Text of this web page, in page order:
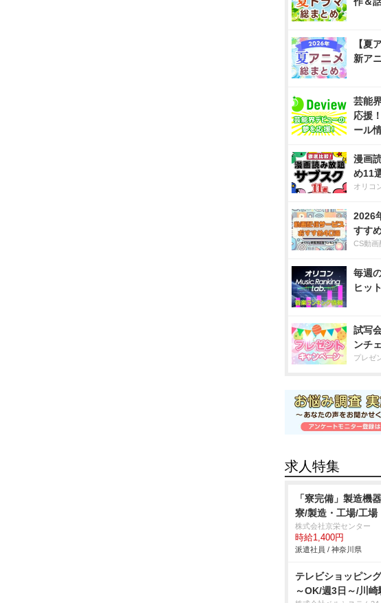
【夏
新ア
芸能
応援
ール
漫画
め11
オリコ
2026
すす
CS動画
毎週
ヒッ
試写
ンチ
プレゼ
求人特集
「寮完備」製造機
寮/製造・工場/工場
株式会社京栄センター
時給1,400円
派遣社員 / 神奈川県
テレビショッピン
～OK/週3日～/川崎